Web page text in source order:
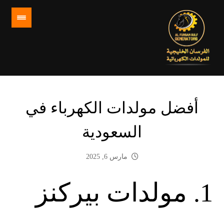
أفضل مولدات الكهرباء في
السعودية
مارس 6, 2025
1. مولدات بيركنز